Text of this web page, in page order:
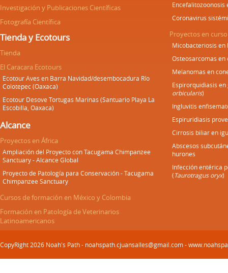
Investigación y Publicaciones Científicas
Fotografía Científica
Tienda y Ecotours
Tienda
El Caracara Ecotours
Ecotour Aves en Barra Navidad/desembocadura Río
Colotepec (Oaxaca)
Ecotour Desove Tortugas Marinas (Santuario Playa La
Escobilla, Oaxaca)
Alcance
Proyectos en África
Ampliación del Proyecto con Tacugama Chimpanzee
Sanctuary - Alcance Global
Proyecto de Patología para Conservación - Tacugama
Chimpanzee Sanctuary
Cursos de formación en México y Colombia
Formación en Patología de Veterinarios
Latinoamericanos
Coronavirus
Proyectos en curso
Micobacteriosis en
Osteosarcomas en
Melanomas en
Espirorquidiasis
orbicularis)
Ingluvitis
Espiruridiasis
Cirrosis biliar en
Abscesos
hurones
Infección entérica
(Taurotragus oryx)
CopyRight 2026 Noah's Path - noahspath.cjuansalles@gmail.com -